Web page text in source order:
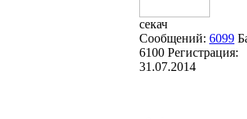
секач
Сообщений: 6099
6100 Регистрация:
31.07.2014